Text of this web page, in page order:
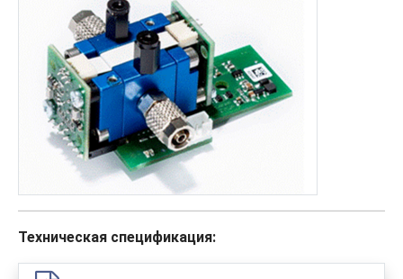
Техническая спецификация: